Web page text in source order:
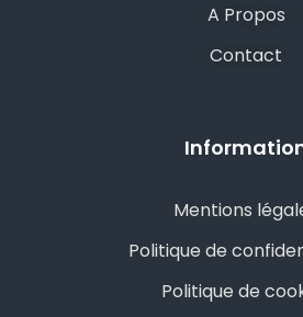
A Propos
Contact
Mentions
Politique de
Politique de